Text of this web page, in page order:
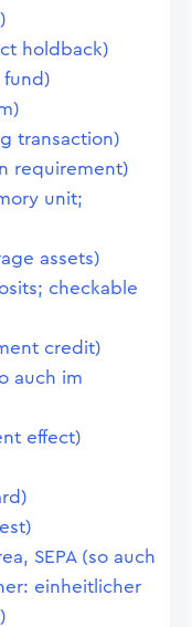
holdback)
fund)
transaction)
requirement)
unit;
assets)
checkable
credit)
auch im
effect)
SEPA (so auch
einheitlicher